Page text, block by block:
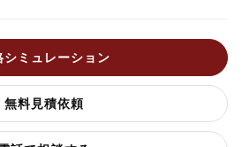
シミュレーション
無料見積依頼